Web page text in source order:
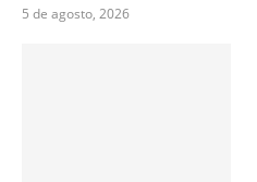
5 de agosto, 2026